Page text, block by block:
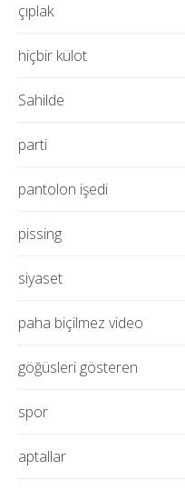
çıplak
hiçbir külot
Sahilde
parti
pantolon işedi
pissing
siyaset
paha biçilmez video
göğüsleri gösteren
spor
aptallar